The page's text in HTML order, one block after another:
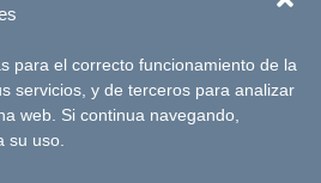
para el correcto funcionamiento de la
servicios, y de terceros para analizar
web. Si continua navegando,
su uso.
fundación
Córdoba 2017. Web
por